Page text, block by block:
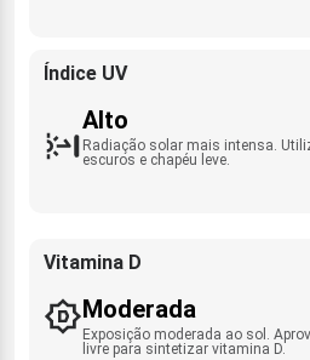
Índice UV
Alto
Radiação solar mais intensa.
escuros e chapéu leve.
Vitamina D
Moderada
Exposição moderada ao sol.
livre para sintetizar vitamina D.